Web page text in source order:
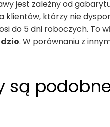
jest zależny od
klientów, którzy nie
do 5 dni roboczych. To
. W porównaniu z
są